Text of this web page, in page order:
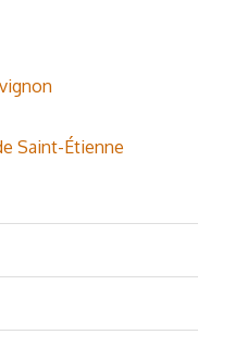
Saint-Étienne